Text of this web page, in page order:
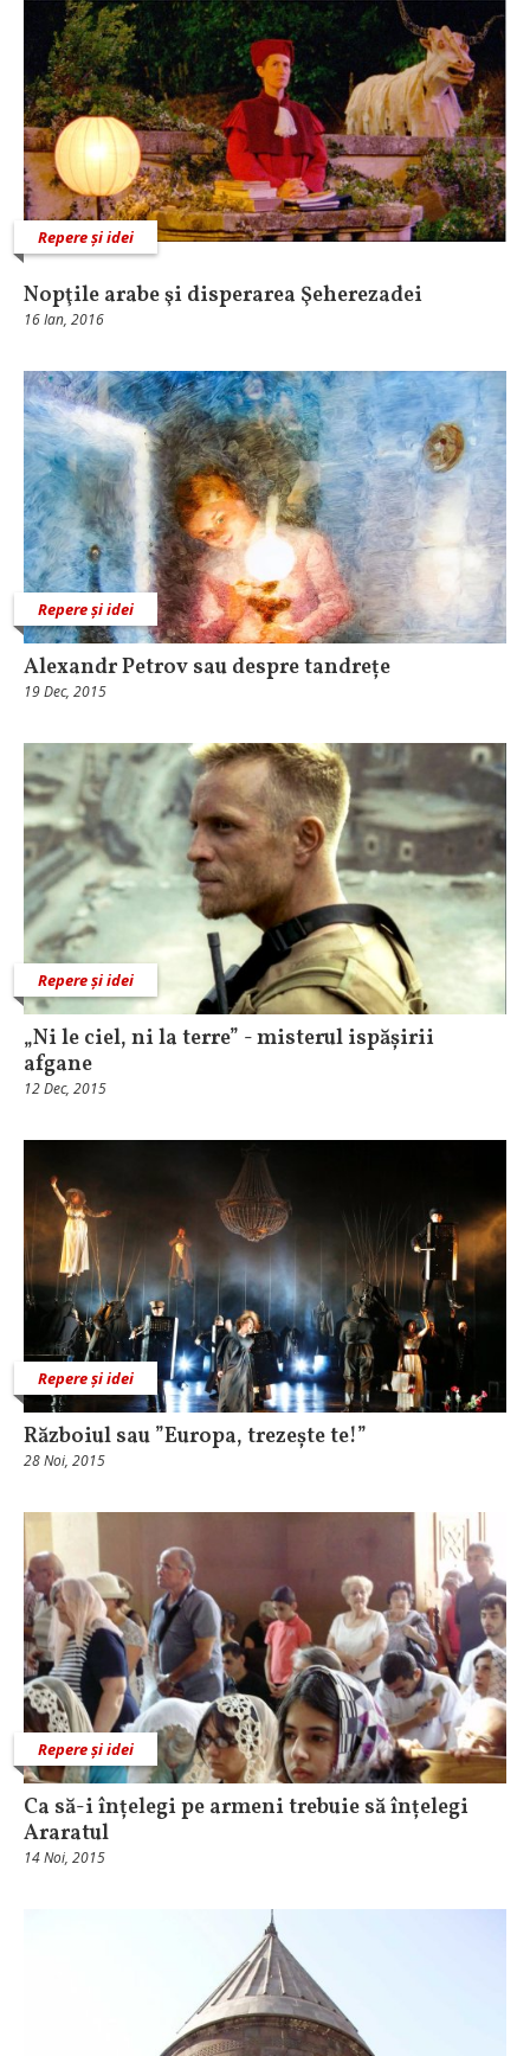
Repere și idei
Nopţile arabe şi disperarea Şeherezadei
16 Ian, 2016
Repere și idei
Alexandr Petrov sau despre tandrețe
19 Dec, 2015
Repere și idei
„Ni le ciel, ni la terre” - misterul ispășirii
afgane
12 Dec, 2015
Repere și idei
Războiul sau ”Europa, trezește te!”
28 Noi, 2015
Repere și idei
Ca să-i înțelegi pe armeni trebuie să înțelegi
Araratul
14 Noi, 2015